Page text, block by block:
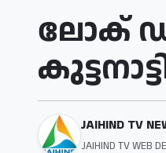
ലോക്
JAIHIND TV
JAIHIND TV WEB